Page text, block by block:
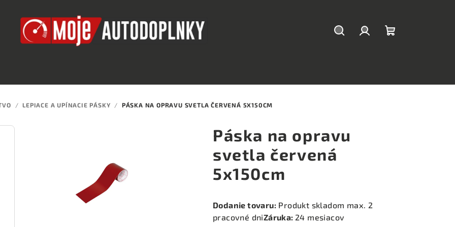
/ LEPIACE A UPÍNACIE PÁSKY / PÁSKA NA OPRAVU SVETLA ČERVENÁ 5X150CM
Páska na opravu
svetla červená
5x150cm
Dodanie tovaru: Produkt skladom max. 2
pracovné dniZáruka: 24 mesiacov